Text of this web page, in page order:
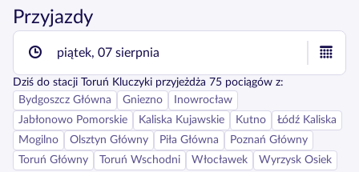
Przyjazdy
piątek, 07 sierpnia
Dziś do stacji Toruń Kluczyki przyjeżdża 75 pociągów z:
Bydgoszcz Główna
Gniezno
Inowrocław
Jabłonowo Pomorskie
Kaliska Kujawskie Kutno
Łódź Kaliska
Mogilno
Olsztyn Główny Piła Główna
Poznań Główny
Toruń Główny
Toruń Wschodni Włocławek Wyrzysk Osiek